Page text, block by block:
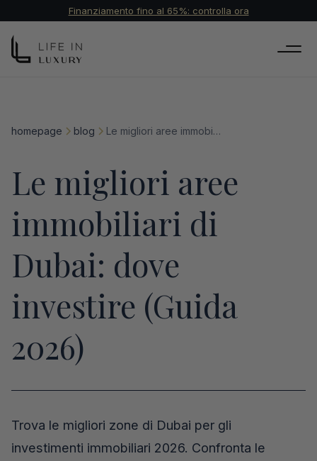
Finanziamento fino al 65%: controlla ora
homepage blog Le migliori aree immobiliari di Dubai: dove investire (Guida 2026)
Le migliori aree
immobiliari di
Dubai: dove
investire (Guida
2026)
Trova le migliori zone di Dubai per gli
investimenti immobiliari 2026. Confronta le